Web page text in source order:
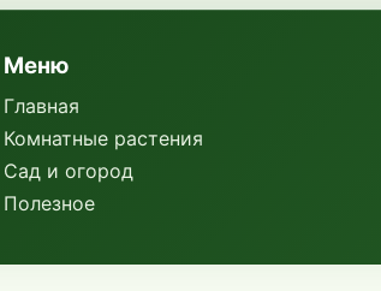
Меню
Главная
Комнатные растения
Сад и огород
Полезное